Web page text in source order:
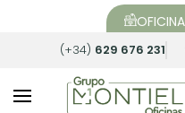
OFICINA
(+34) 629 676 231